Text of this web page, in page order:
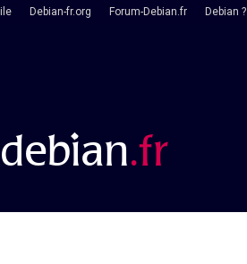
Debian-fr.org Forum-Debian.fr Debian ?